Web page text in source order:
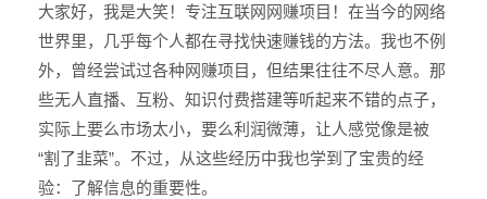
大家好，我是大笑！专注互联网网赚项目！在当今的网络
世界里，几乎每个人都在寻找快速赚钱的方法。我也不例
外，曾经尝试过各种网赚项目，但结果往往不尽人意。那
些无人直播、互粉、知识付费搭建等听起来不错的点子，
实际上要么市场太小，要么利润微薄，让人感觉像是被
“割了韭菜”。不过，从这些经历中我也学到了宝贵的经
验：了解信息的重要性。